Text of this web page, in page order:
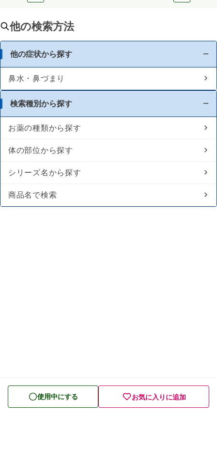
他の検索方法
他の症状から探す
鼻水・鼻づまり
検索種別から探す
お薬の種類から探す
体の部位から探す
シリーズ名から探す
商品名で検索
使用中にする お気に入りに追加